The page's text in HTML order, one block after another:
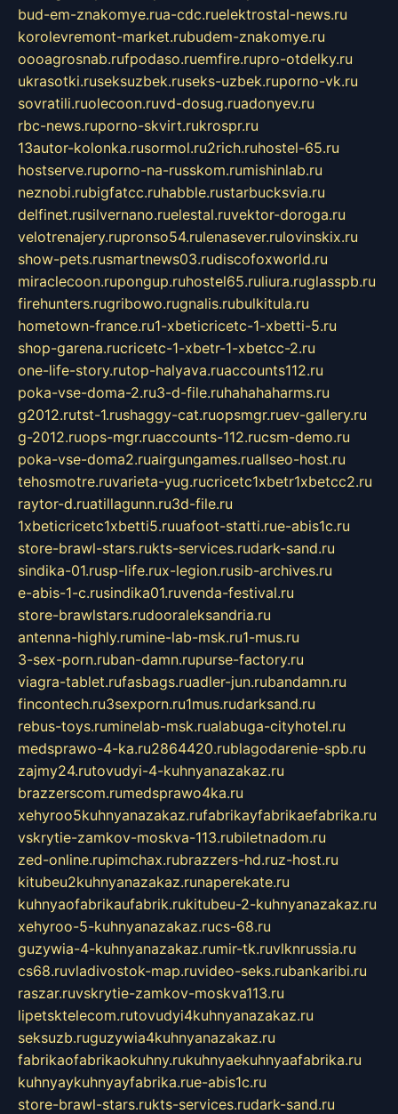
bud-em-znakomye.rua-cdc.ruelektrostal-news.ru
korolevremont-market.rubudem-znakomye.ru
oooagrosnab.rufpodaso.ruemfire.rupro-otdelky.ru
ukrasotki.ruseksuzbek.ruseks-uzbek.ruporno-vk.ru
sovratili.ruolecoon.ruvd-dosug.ruadonyev.ru
rbc-news.ruporno-skvirt.rukrospr.ru
13autor-kolonka.rusormol.ru2rich.ruhostel-65.ru
hostserve.ruporno-na-russkom.rumishinlab.ru
neznobi.rubigfatcc.ruhabble.rustarbucksvia.ru
delfinet.rusilvernano.ruelestal.ruvektor-doroga.ru
velotrenajery.rupronso54.rulenasever.rulovinskix.ru
show-pets.rusmartnews03.rudiscofoxworld.ru
miraclecoon.rupongup.ruhostel65.ruliura.ruglasspb.ru
firehunters.rugribowo.rugnalis.rubulkitula.ru
hometown-france.ru1-xbeticricetc-1-xbetti-5.ru
shop-garena.rucricetc-1-xbetr-1-xbetcc-2.ru
one-life-story.rutop-halyava.ruaccounts112.ru
poka-vse-doma-2.ru3-d-file.ruhahahaharms.ru
g2012.rutst-1.rushaggy-cat.ruopsmgr.ruev-gallery.ru
g-2012.ruops-mgr.ruaccounts-112.rucsm-demo.ru
poka-vse-doma2.ruairgungames.ruallseo-host.ru
tehosmotre.ruvarieta-yug.rucricetc1xbetr1xbetcc2.ru
raytor-d.ruatillagunn.ru3d-file.ru
1xbeticricetc1xbetti5.ruuafoot-statti.rue-abis1c.ru
store-brawl-stars.rukts-services.rudark-sand.ru
sindika-01.rusp-life.rux-legion.rusib-archives.ru
e-abis-1-c.rusindika01.ruvenda-festival.ru
store-brawlstars.rudooraleksandria.ru
antenna-highly.rumine-lab-msk.ru1-mus.ru
3-sex-porn.ruban-damn.rupurse-factory.ru
viagra-tablet.rufasbags.ruadler-jun.rubandamn.ru
fincontech.ru3sexporn.ru1mus.rudarksand.ru
rebus-toys.ruminelab-msk.rualabuga-cityhotel.ru
medsprawo-4-ka.ru2864420.rublagodarenie-spb.ru
zajmy24.rutovudyi-4-kuhnyanazakaz.ru
brazzerscom.rumedsprawo4ka.ru
xehyroo5kuhnyanazakaz.rufabrikayfabrikaefabrika.ru
vskrytie-zamkov-moskva-113.rubiletnadom.ru
zed-online.rupimchax.rubrazzers-hd.ruz-host.ru
kitubeu2kuhnyanazakaz.runaperekate.ru
kuhnyaofabrikaufabrik.rukitubeu-2-kuhnyanazakaz.ru
xehyroo-5-kuhnyanazakaz.rucs-68.ru
guzywia-4-kuhnyanazakaz.rumir-tk.ruvlknrussia.ru
cs68.ruvladivostok-map.ruvideo-seks.rubankaribi.ru
raszar.ruvskrytie-zamkov-moskva113.ru
lipetsktelecom.rutovudyi4kuhnyanazakaz.ru
seksuzb.ruguzywia4kuhnyanazakaz.ru
fabrikaofabrikaokuhny.rukuhnyaekuhnyaafabrika.ru
kuhnyaykuhnyayfabrika.rue-abis1c.ru
store-brawl-stars.rukts-services.rudark-sand.ru